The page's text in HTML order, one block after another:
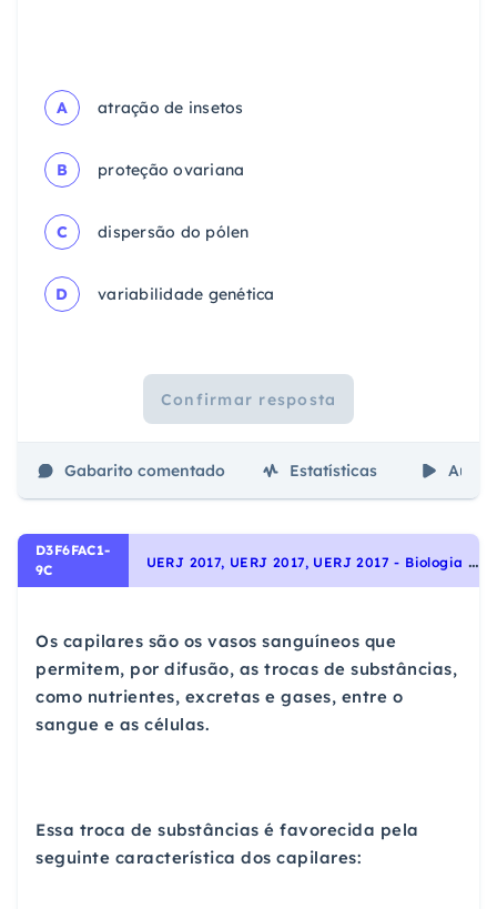
A atração de insetos
B proteção ovariana
C dispersão do pólen
D variabilidade genética
Confirmar resposta
Gabarito comentado Estatísticas Aulas
D3F6FAC1-
9C
U
ERJ 2017, UERJ 2017, UERJ 2017 - Biologia - Sistema Circulatório Humano, Identidade dos seres vivos
Os capilares são os vasos sanguíneos que
permitem, por difusão, as trocas de substâncias,
como nutrientes, excretas e gases, entre o
sangue e as células.
Essa troca de substâncias é favorecida pela
seguinte característica dos capilares: